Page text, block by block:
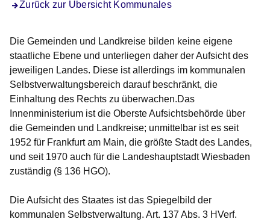
Zurück zur Übersicht Kommunales
Die Gemeinden und Landkreise bilden keine eigene
staatliche Ebene und unterliegen daher der Aufsicht des
jeweiligen Landes. Diese ist allerdings im kommunalen
Selbstverwaltungsbereich darauf beschränkt, die
Einhaltung des Rechts zu überwachen.Das
Innenministerium ist die Oberste Aufsichtsbehörde über
die Gemeinden und Landkreise; unmittelbar ist es seit
1952 für Frankfurt am Main, die größte Stadt des Landes,
und seit 1970 auch für die Landeshauptstadt Wiesbaden
zuständig (§ 136 HGO).
Die Aufsicht des Staates ist das Spiegelbild der
kommunalen Selbstverwaltung. Art. 137 Abs. 3 HVerf.